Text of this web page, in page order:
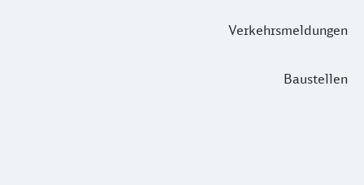
Verkehrsmeldungen
Baustellen